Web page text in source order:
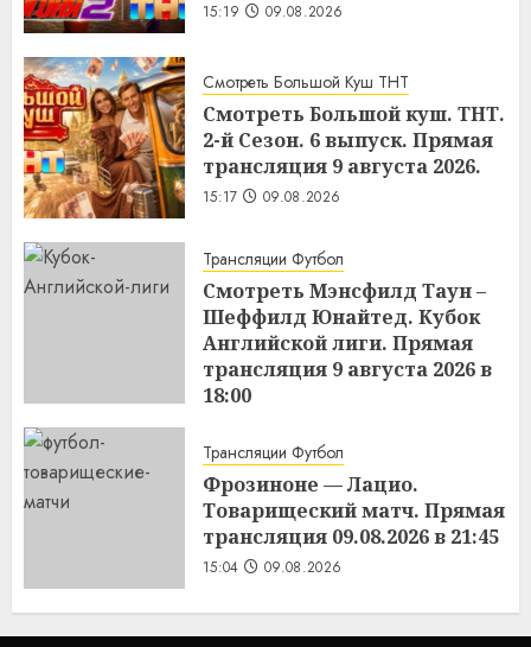
15:19 09.08.2026
Смотреть Большой Куш ТНТ
Смотреть Большой куш. ТНТ.
2-й Сезон. 6 выпуск. Прямая
трансляция 9 августа 2026.
15:17 09.08.2026
Трансляции Футбол
Смотреть Мэнсфилд Таун –
Шеффилд Юнайтед. Кубок
Английской лиги. Прямая
трансляция 9 августа 2026 в
18:00
Трансляции Футбол
Фрозиноне — Лацио.
Товарищеский матч. Прямая
трансляция 09.08.2026 в 21:45
15:04 09.08.2026